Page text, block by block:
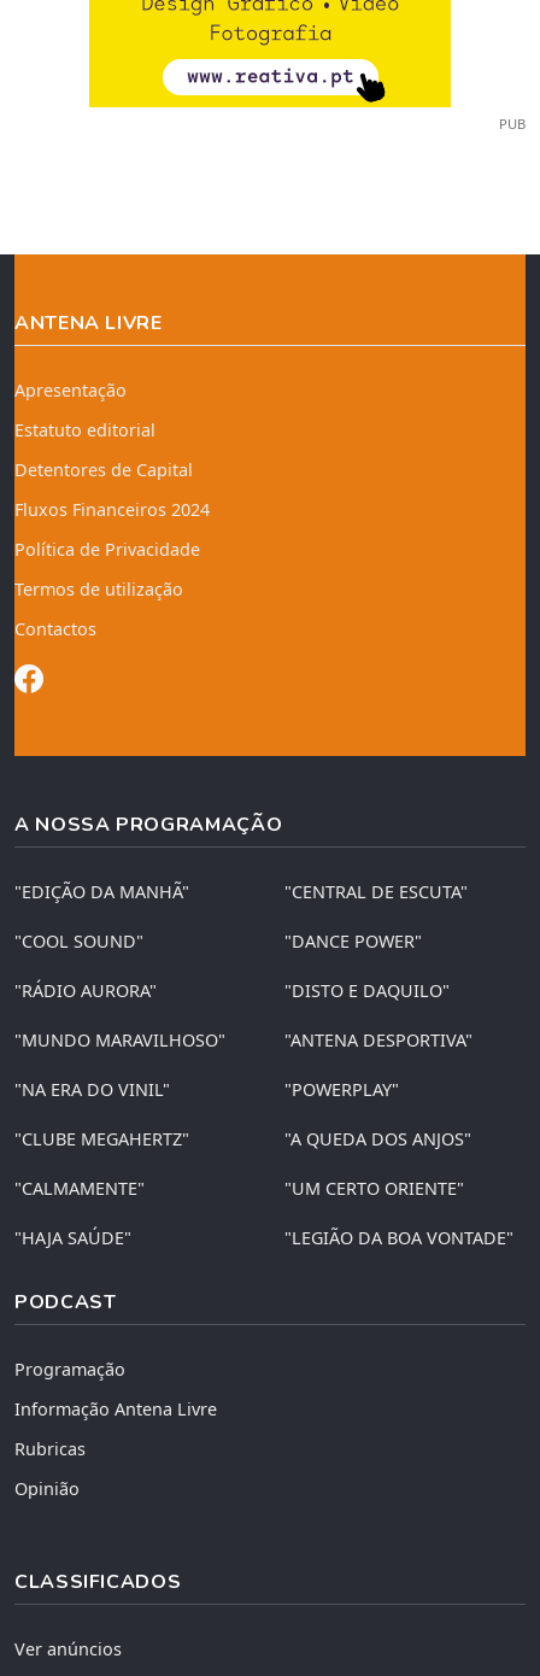
PUB
ANTENA LIVRE
Apresentação
Estatuto editorial
Detentores de Capital
Fluxos Financeiros 2024
Política de Privacidade
Termos de utilização
Contactos
A NOSSA PROGRAMAÇÃO
"EDIÇÃO DA MANHÃ" "CENTRAL DE ESCUTA"
"COOL SOUND" "DANCE POWER"
"RÁDIO AURORA" "DISTO E DAQUILO"
"MUNDO MARAVILHOSO" "ANTENA DESPORTIVA"
"NA ERA DO VINIL" "POWERPLAY"
"CLUBE MEGAHERTZ" "A QUEDA DOS ANJOS"
"CALMAMENTE" "UM CERTO ORIENTE"
"HAJA SAÚDE" "LEGIÃO DA BOA VONTADE"
PODCAST
Programação
Informação Antena Livre
Rubricas
Opinião
CLASSIFICADOS
Ver anúncios